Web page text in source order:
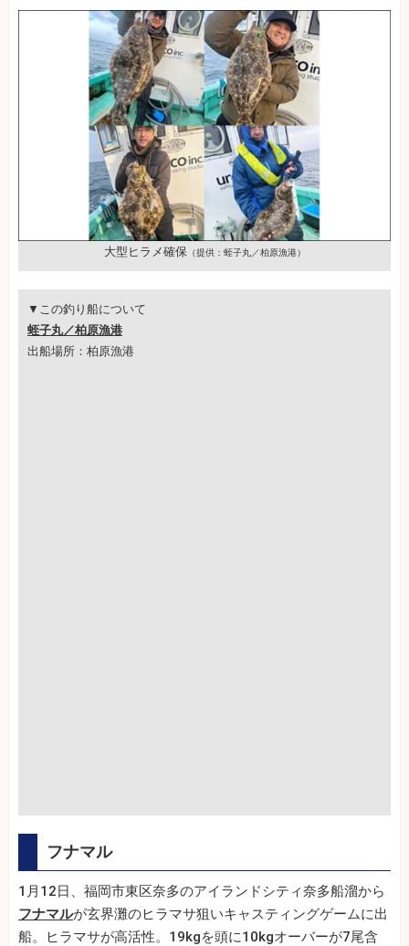
大型ヒラメ確保 （提供：蛭子丸／柏原漁港）
▼この釣り船について
蛭子丸／柏原漁港
出船場所：柏原漁港
フナマル
1月12日、福岡市東区奈多のアイランドシティ奈多船溜から
フナマルが玄界灘のヒラマサ狙いキャスティングゲームに出
船。ヒラマサが高活性。19kgを頭に10kgオーバーが7尾含